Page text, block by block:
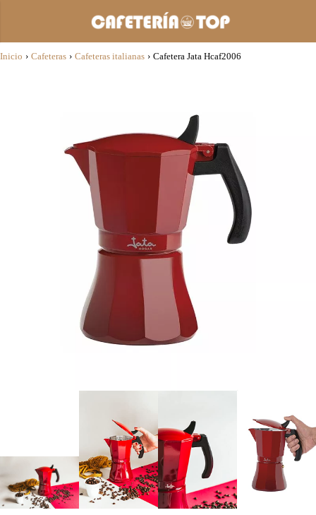
Inicio › Cafeteras › Cafeteras italianas › Cafetera Jata Hcaf2006